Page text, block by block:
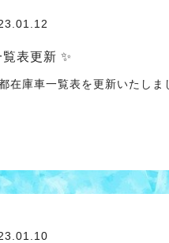
表更新 ✨
在庫車一覧表を更新いたしま